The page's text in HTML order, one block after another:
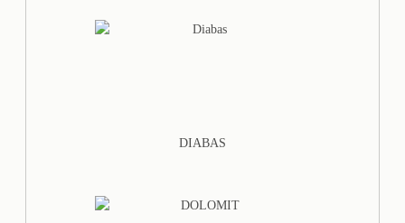
DIABAS